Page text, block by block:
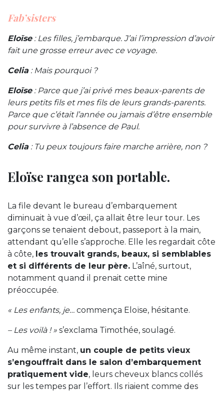
Fab’sisters
Eloïse: Les filles, j’embarque. J’ai l’impression d’avoir
fait une grosse erreur avec ce voyage.
Celia: Mais pourquoi ?
Eloïse: Parce que j’ai privé mes beaux-parents de
leurs petits fils et mes fils de leurs grands-parents.
Parce que c’était l’année ou jamais d’être ensemble
pour survivre à l’absence de Paul.
Celia: Tu peux toujours faire marche arrière, non ?
Eloïse rangea son portable.
La file devant le bureau d’embarquement
diminuait à vue d’œil, ça allait être leur tour. Les
garçons se tenaient debout, passeport à la main,
attendant qu’elle s’approche. Elle les regardait côte
à côte, les trouvait grands, beaux, si semblables
et si différents de leur père. L’aîné, surtout,
notamment quand il prenait cette mine
préoccupée.
« Les enfants, je… commença Eloïse, hésitante.
– Les voilà ! » s’exclama Timothée, soulagé.
Au même instant, un couple de petits vieux
s’engouffrait dans le salon d’embarquement
pratiquement vide, leurs cheveux blancs collés
sur les tempes par l’effort. Ils riaient comme des